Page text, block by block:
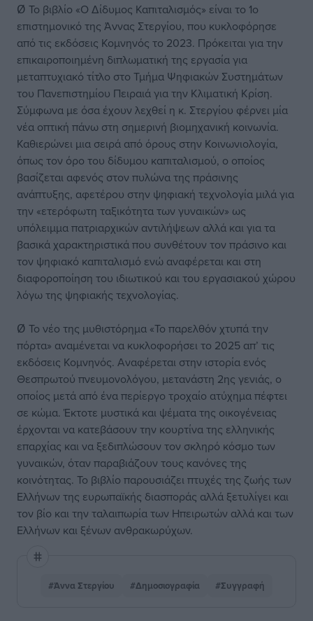
Ø Το βιβλίο «Ο Δίδυμος Καπιταλισμός» είναι το 1ο
επιστημονικό της Άννας Στεργίου, που κυκλοφόρησε
από τις εκδόσεις Κομνηνός το 2023. Πρόκειται για την
επικαιροποιημένη διπλωματική της εργασία για
μεταπτυχιακό τίτλο στο Τμήμα Ψηφιακών Συστημάτων
του Πανεπιστημίου Πειραιά για την Κλιματική Κρίση.
Σύμφωνα με όσα έχουν λεχθεί η κ. Στεργίου φέρνει μία
νέα οπτική πάνω στη σημερινή βιομηχανική κοινωνία.
Καθιερώνει μια σειρά από όρους στην Κοινωνιολογία,
όπως τον όρο του δίδυμου καπιταλισμού, ο οποίος
βασίζεται αφενός στον πυλώνα της πράσινης
ανάπτυξης, αφετέρου στην ψηφιακή τεχνολογία μιλά για
την «ετερόφωτη ταξικότητα των γυναικών» ως
υπόλειμμα πατριαρχικών αντιλήψεων αλλά και για τα
βασικά χαρακτηριστικά που συνθέτουν τον πράσινο και
τον ψηφιακό καπιταλισμό ενώ αναφέρεται και στη
διαφοροποίηση του ιδιωτικού και του εργασιακού χώρου
λόγω της ψηφιακής τεχνολογίας.
Ø Το νέο της μυθιστόρημα «Το παρελθόν χτυπά την
πόρτα» αναμένεται να κυκλοφορήσει το 2025 απ’ τις
εκδόσεις Κομνηνός. Αναφέρεται στην ιστορία ενός
Θεσπρωτού πνευμονολόγου, μετανάστη 2ης γενιάς, ο
οποίος μετά από ένα περίεργο τροχαίο ατύχημα πέφτει
σε κώμα. Έκτοτε μυστικά και ψέματα της οικογένειας
έρχονται να κατεβάσουν την κουρτίνα της ελληνικής
επαρχίας και να ξεδιπλώσουν τον σκληρό κόσμο των
γυναικών, όταν παραβιάζουν τους κανόνες της
κοινότητας. Το βιβλίο παρουσιάζει πτυχές της ζωής των
Ελλήνων της ευρωπαϊκής διασποράς αλλά ξετυλίγει και
τον βίο και την ταλαιπωρία των Ηπειρωτών αλλά και των
Ελλήνων και ξένων ανθρακωρύχων.
#Άννα Στεργίου #Δημοσιογραφία #Συγγραφή